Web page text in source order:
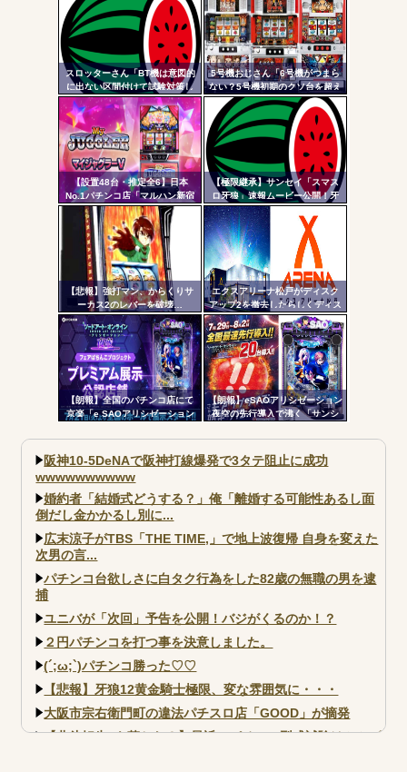
Powered by livedoor 相互RSS
様…関係者さん「中古購入は控
えた方がいいと思います」
事がない店長も存在しないと思
う」←これガチ?！
スロッターさん「BT機は意図的
に出ない区間付けて試験対策し
てそうな気がする」
5号機おじさん「6号機がつまら
ない？5号機初期のクソ台を超え
る事は絶対に無理」
【設置48台・推定全6】日本
No.1パチンコ店「マルハン新宿
東宝ビル店」のマイジャグラ
ー、とんでもない事になるｗｗ
ｗｗｗ
【極限継承】サンセイ「スマス
ロ牙狼」速報ムービー公開！牙
狼の名に恥じぬ出玉性能がパチ
ンコからスロットへ
【悲報】強打マン、からくりサ
ーカス2のレバーを破壊…
エクスアリーナ松戸がディスク
アップ2を撤去したらしくディス
クアッパーさん達から落胆の声
【朗報】全国のパチンコ店にて
京楽「e SAOアリシゼーション
が始まる！SAOファンは急
げ！！！
【朗報】eSAOアリシゼーション
夜空の先行導入で沸く「サンシ
で総差枚10万枚超えの祭りを開
催中ｗｗｗｗ
ンク
更新
ツー
ル
阪神10-5DeNAで阪神打線爆発で3タテ阻止に成功
wwwwwwwwww
婚約者「結婚式どうする？」俺「離婚する可能性あるし面
倒だし金かかるし別に...
広末涼子がTBS「THE TIME,」で地上波復帰 自身を変えた
次男の言...
パチンコ台欲しさに白タク行為をした82歳の無職の男を逮
捕
ユニバが「次回」予告を公開！バジがくるのか！？
２円パチンコを打つ事を決意しました。
(´;ω;`)パチンコ勝った♡♡
【悲報】牙狼12黄金騎士極限、変な雰囲気に・・・
大阪市宗右衛門町の違法パチスロ店「GOOD」が摘発
【北斗転生2も落ちた？】最近のパチスロ型式試験はミミズ